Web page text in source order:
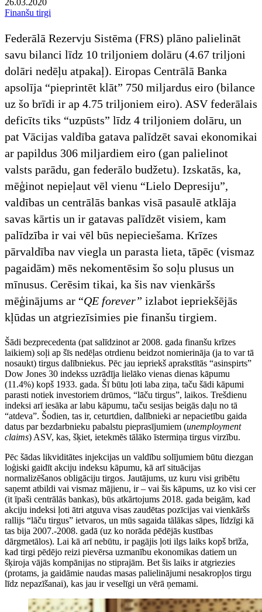
Finanšu tirgi
Federālā Rezervju Sistēma (FRS) plāno palielināt
savu bilanci līdz 10 triljoniem dolāru (4.67 triljoni
dolāri nedēļu atpakaļ). Eiropas Centrālā Banka
apsolīja “pieprintēt klāt” 750 miljardus eiro (bilance
uz šo brīdi ir ap 4.75 triljoniem eiro). ASV federālais
deficīts tiks “uzpūsts” līdz 4 triljoniem dolāru, un
pat Vācijas valdība gatava palīdzēt savai ekonomikai
ar papildus 306 miljardiem eiro (gan palielinot
valsts parādu, gan federālo budžetu). Izskatās, ka,
mēģinot nepieļaut vēl vienu “Lielo Depresiju”,
valdības un centrālās bankas visā pasaulē atklāja
savas kārtis un ir gatavas palīdzēt visiem, kam
palīdzība ir vai vēl būs nepieciešama. Krīzes
pārvaldība nav viegla un parasta lieta, tāpēc (vismaz
pagaidām) mēs nekomentēsim šo soļu plusus un
mīnusus. Cerēsim tikai, ka šis nav vienkāršs
mēģinājums ar “QE forever” izlabot iepriekšējās
kļūdas un atgriezīsimies pie finanšu tirgiem.
Šādi bezprecedenta (pat salīdzinot ar 2008. gada finanšu krīzes
laikiem) soļi ap šīs nedēļas otrdienu beidzot nomierināja (ja to var tā
nosaukt) tirgus dalībniekus. Pēc jau iepriekš aprakstītās “asinspirts”
Dow Jones 30 indekss uzrādīja lielāko vienas dienas kāpumu
(11.4%) kopš 1933. gada. Šī būtu ļoti laba ziņa, taču šādi kāpumi
parasti notiek investoriem drūmos, “lāču tirgus”, laikos. Trešdienu
indeksi arī iesāka ar labu kāpumu, taču sesijas beigās daļu no tā
“atdeva”. Šodien, tas ir, ceturtdien, dalībnieki ar nepacietību gaida
datus par bezdarbnieku pabalstu pieprasījumiem (unemployment
claims) ASV, kas, šķiet, ietekmēs tālāko īstermiņa tirgus virzību.
Pēc šādas likviditātes injekcijas un valdību solījumiem būtu diezgan
loģiski gaidīt akciju indeksu kāpumu, kā arī situācijas
normalizēšanos obligāciju tirgos. Jautājums, uz kuru visi gribētu
saņemt atbildi vai vismaz mājienu, ir – vai šis kāpums, uz ko visi cer
(it īpaši centrālās bankas), būs atkārtojums 2018. gada beigām, kad
akciju indeksi ļoti ātri atguva visas zaudētas pozīcijas vai vienkāršs
rallijs “lāču tirgus” ietvaros, un mūs sagaida tālākas sāpes, līdzīgi kā
tas bija 2007.-2008. gadā (uz ko norāda pēdējās kustības
dārgmetālos). Lai kā arī nebūtu, ir pagājis ļoti ilgs laiks kopš brīža,
kad tirgi pēdējo reizi pievērsa uzmanību ekonomikas datiem un
šķiroja vājās kompānijas no stiprajām. Bet šis laiks ir atgriezies
(protams, ja gaidāmie naudas masas palielinājumi nesakropļos tirgu
līdz nepazīšanai), kas jau ir veselīgi un vērā ņemami.